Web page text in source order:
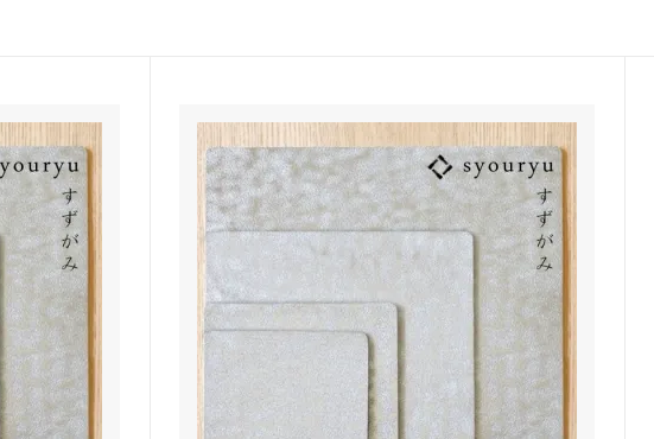
長町香奈子
mannine